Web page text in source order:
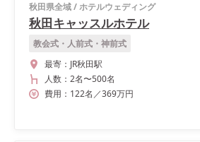
秋田県全域/ホテルウェディング
秋田キャッスルホテル
教会式・人前式・神前式
最寄： JR秋田駅
人数： 2名〜500名
費用： 122名 ／369万円